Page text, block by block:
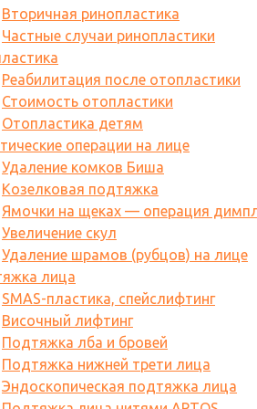
Вторичная ринопластика
Частные случаи ринопластики
Реабилитация после отопластики
Стоимость отопластики
Отопластика детям
операции на лице
Удаление комков Биша
Козелковая подтяжка
Ямочки на щеках — операция
Увеличение скул
Удаление шрамов (рубцов) на лице
лица
SMAS-пластика, спейслифтинг
Височный лифтинг
Подтяжка лба и бровей
Подтяжка нижней трети лица
Эндоскопическая подтяжка лица